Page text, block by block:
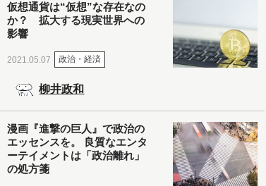
仮想通貨は“仮想”な存在なの
か？ 拡大する現実世界への
影響
2021.05.07 政治・経済
柳井政和
漫画『進撃の巨人』で政治の
エッセンスを。 良質なエンタ
ーテイメントは「政治離れ」
の処方箋